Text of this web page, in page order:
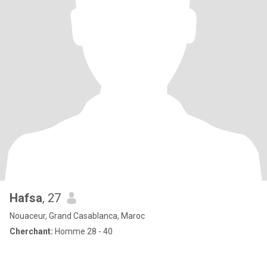
Hafsa, 27
Nouaceur, Grand Casablanca, Maroc
Cherchant: Homme 28 - 40